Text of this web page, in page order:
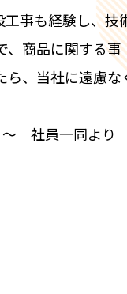
工事も経験し、技
、商品に関する事
ら、当社に遠慮な
～ 社員一同より